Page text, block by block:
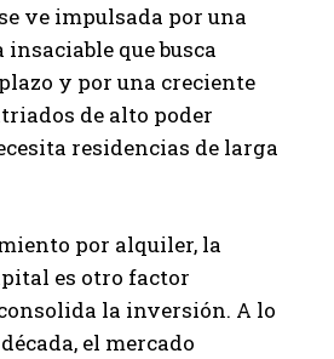
ve impulsada por una
que busca
y por una creciente
de alto poder
residencias de larga
por alquiler, la
es otro factor
la inversión. A lo
el mercado